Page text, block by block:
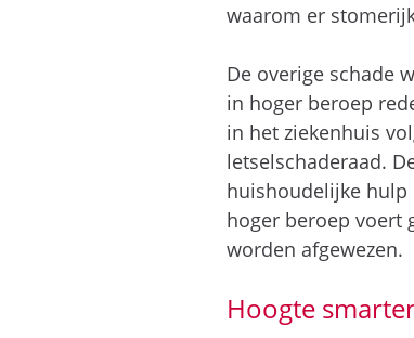
waarom er
De overige schade
in hoger beroep
in het ziekenhuis
letselschaderaad.
huishoudelijke hulp
hoger beroep voert
worden afgewezen.
Hoogte